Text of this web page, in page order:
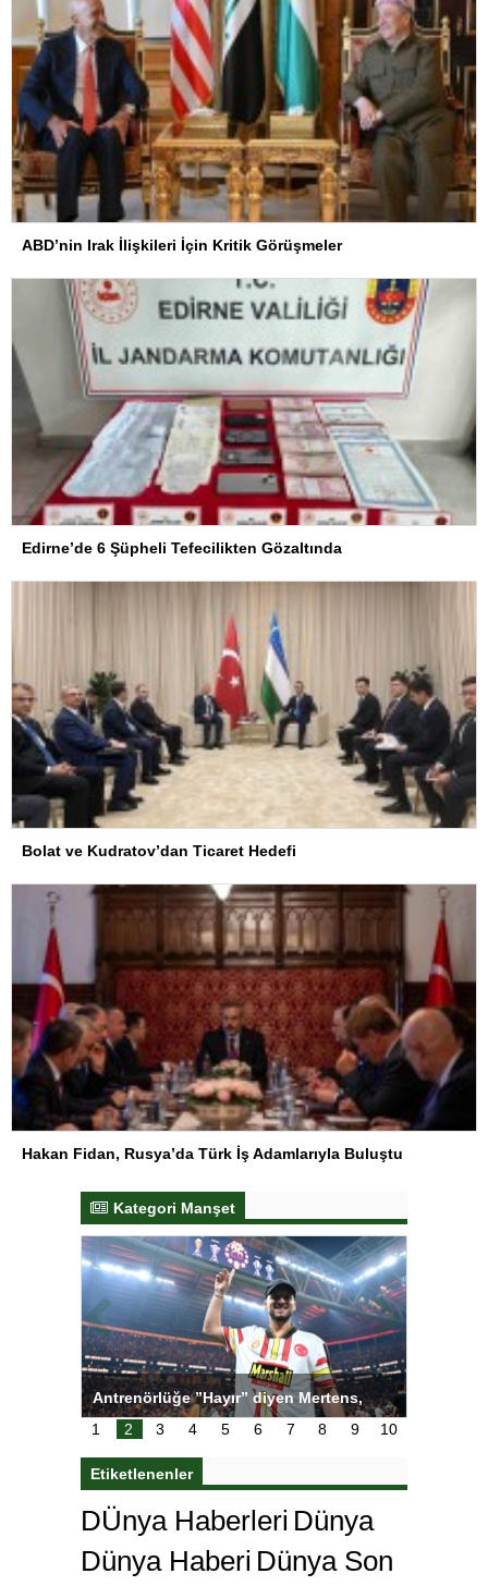
ABD’nin Irak İlişkileri İçin Kritik Görüşmeler
Edirne’de 6 Şüpheli Tefecilikten Gözaltında
Bolat ve Kudratov’dan Ticaret Hedefi
Hakan Fidan, Rusya’da Türk İş Adamlarıyla Buluştu
Kategori Manşet
Antrenörlüğe ”Hayır” diyen Mertens,
Galatasaray’dan bakın ne istedi
1
2 3 4 5 6 7 8 9 10
Etiketlenenler
DÜnya Haberleri Dünya
Dünya Haberi Dünya Son